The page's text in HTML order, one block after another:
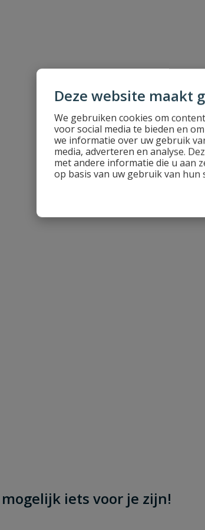
Deze website maakt
We gebruiken cookies om
voor social media te bieden en
we informatie over uw gebruik
media, adverteren en analyse.
met andere informatie die u aan
op basis van uw gebruik van hun
iets voor je zijn!